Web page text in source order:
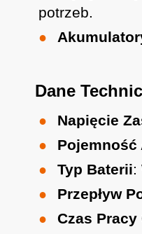
potrzeb.
Dane
Napięcie
Pojemność
Typ Baterii:
Przepływ
Czas Pracy